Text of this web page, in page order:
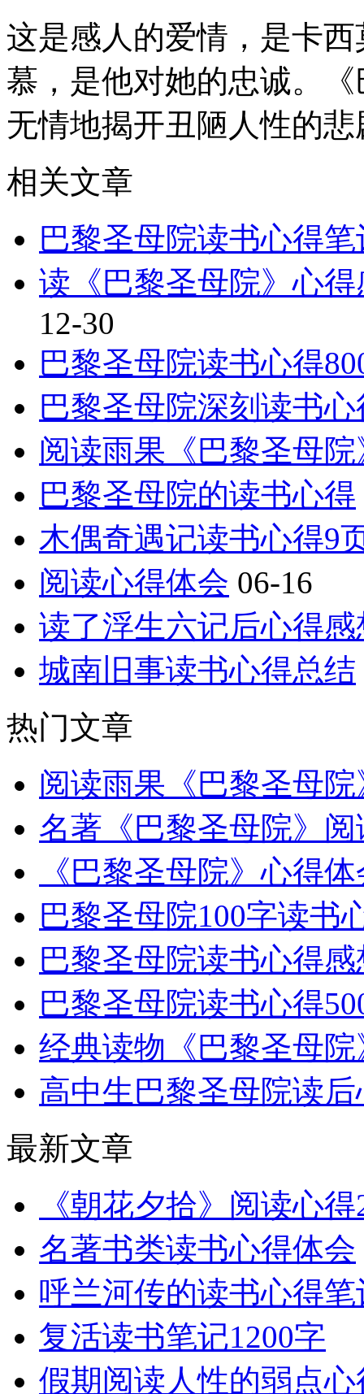
这是感人的爱情，是卡
慕，是他对她的忠诚。
无情地揭开丑陋人性的悲
相关文章
巴黎圣母院读书心得笔
读《巴黎圣母院》心
12-30
巴黎圣母院读书心得
巴黎圣母院深刻读书心
阅读雨果《巴黎圣母
巴黎圣母院的读书心得
木偶奇遇记读书心得9
阅读心得体会 06-16
读了浮生六记后心得感
城南旧事读书心得总结
热门文章
阅读雨果《巴黎圣母
名著《巴黎圣母院》
《巴黎圣母院》心得
巴黎圣母院100字读书
巴黎圣母院读书心得感
巴黎圣母院读书心得
经典读物《巴黎圣母
高中生巴黎圣母院读后
最新文章
《朝花夕拾》阅读心
名著书类读书心得体会
呼兰河传的读书心得笔
复活读书笔记1200字
假期阅读人性的弱点